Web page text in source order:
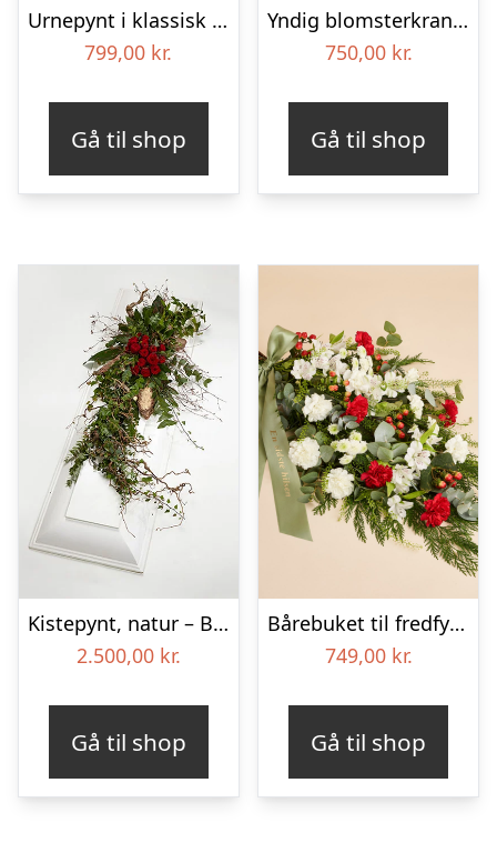
Urnepynt i klassisk stil – creme
799,00 kr.
Gå til shop
Yndig blomsterkrans i pastelfarver, floristens valg – Blomster til begravelse
750,00 kr.
Gå til shop
Kistepynt, natur – Blomster til begravelse
2.500,00 kr.
Gå til shop
Bårebuket til fredfyldt kærlighed med bånd
749,00 kr.
Gå til shop